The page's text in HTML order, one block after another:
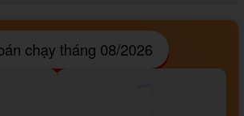
chạy tháng 08/2026